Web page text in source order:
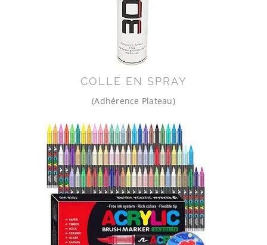
COLLE EN SPRAY
(Adhérence Plateau)